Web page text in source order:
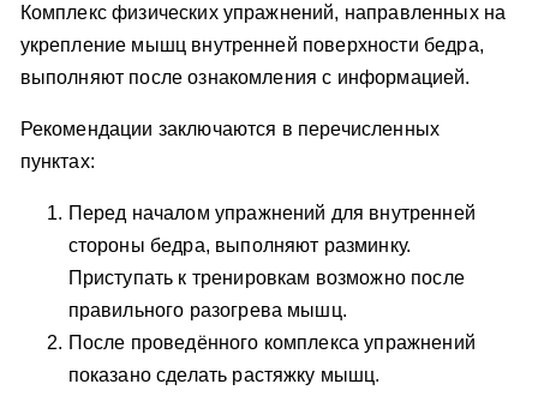
Комплекс физических упражнений, направленных на
укрепление мышц внутренней поверхности бедра,
выполняют после ознакомления с информацией.
Рекомендации заключаются в перечисленных
пунктах:
Перед началом упражнений для внутренней
стороны бедра, выполняют разминку.
Приступать к тренировкам возможно после
правильного разогрева мышц.
После проведённого комплекса упражнений
показано сделать растяжку мышц.